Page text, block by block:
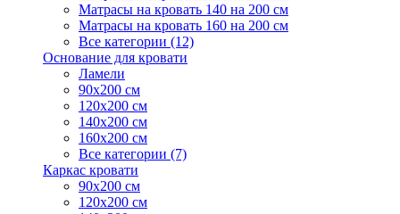
Матрасы на кровать 140 на 200 см
Матрасы на кровать 160 на 200 см
Все категории (12)
Основание для кровати
Ламели
90х200 см
120х200 см
140х200 см
160х200 см
Все категории (7)
Каркас кровати
90х200 см
120х200 см